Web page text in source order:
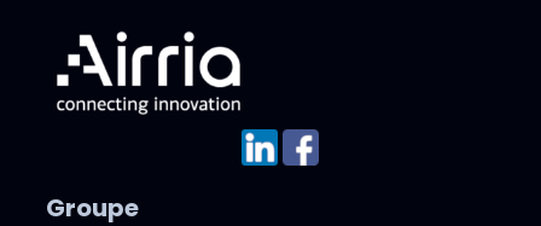
Groupe